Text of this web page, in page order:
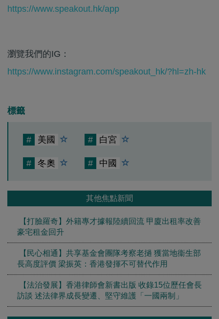
https://www.speakout.hk/app
瀏覽我們的IG：
https://www.instagram.com/speakout_hk/?hl=zh-hk
標籤
# 美國 # 白宮
# 冬奧 # 中國
其他焦點新聞
【打臉羅奇】外籍專才據報陸續回流 甲廈出租率改善
豪宅租金回升
【民心相通】共享基金會團隊考察老撾 獲當地衞生部
長高度評價 梁振英：香港發揮不可替代作用
【法治發展】香港律師會新書出版 收錄15位歷任會長
訪談 述法律界成長變遷、堅守維護「一國兩制」